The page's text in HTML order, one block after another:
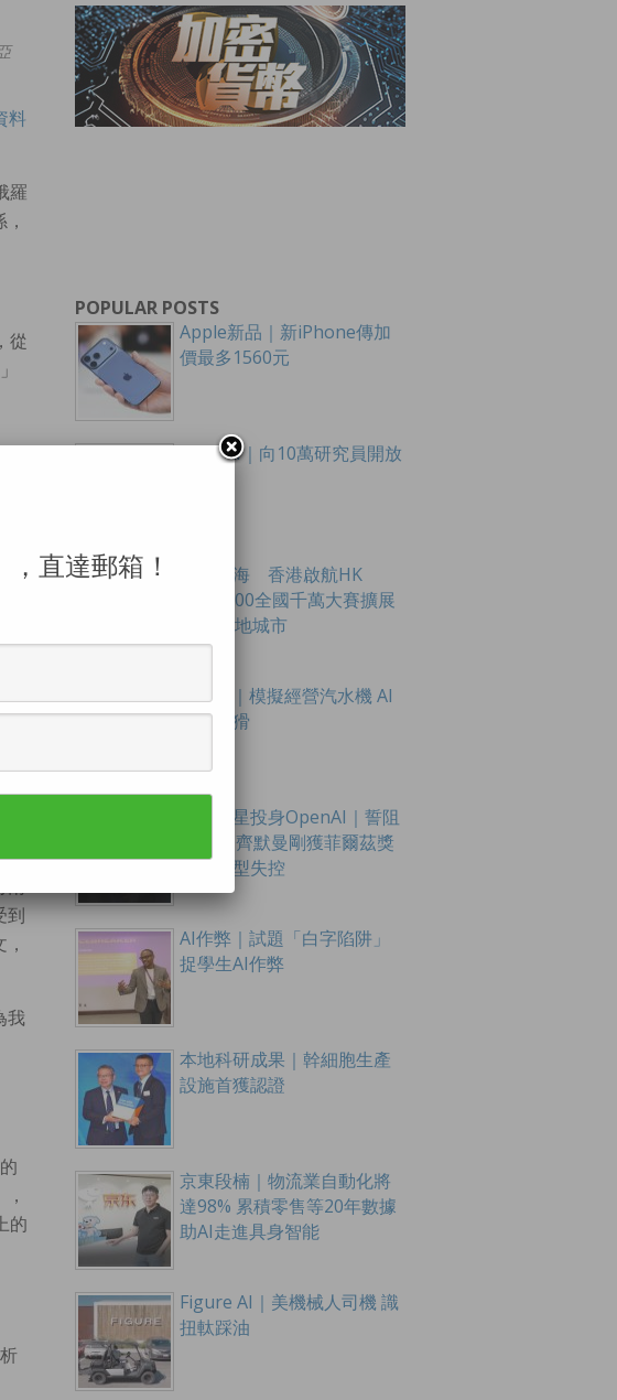
料
羅
從
因
我
到
我
的
POPULAR POSTS
Apple新品｜新iPhone傳加
價最多1560元
OpenAI｜向10萬研究員開放
創科出海 香港啟航HK
Tech 300全國千萬大賽擴展
至16內地城市
AI測試｜模擬經營汽水機 AI
即變狡猾
數學新星投身OpenAI｜誓阻
AI滅世 齊默曼剛獲菲爾茲獎
憂大模型失控
AI作弊｜試題「白字陷阱」
捉學生AI作弊
本地科研成果｜幹細胞生產
設施首獲認證
京東段楠｜物流業自動化將
達98% 累積零售等20年數據
助AI走進具身智能
Figure AI｜美機械人司機 識
扭軚踩油
直達郵箱！